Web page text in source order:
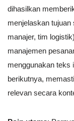
dihasilkan
menjelaskan
manajer, tim
manajemen
menggunakan teks
berikutnya,
relevan secara